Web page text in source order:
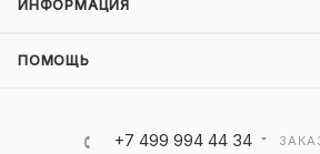
ИНФОРМАЦИЯ
ПОМОЩЬ
+7 499 994 44 34